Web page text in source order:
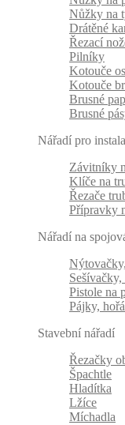
Nůžky na
Drátěné
Řezací
Pilníky
Kotouče
Kotouče
Brusné
Brusné
Nářadí pro
Závitníky
Klíče na
Řezače
Přípravky
Nářadí na
Pistole na
Pájky,
Stavební nářadí
Řezačky
Špachtle
Hladítka
Lžíce
Míchadla